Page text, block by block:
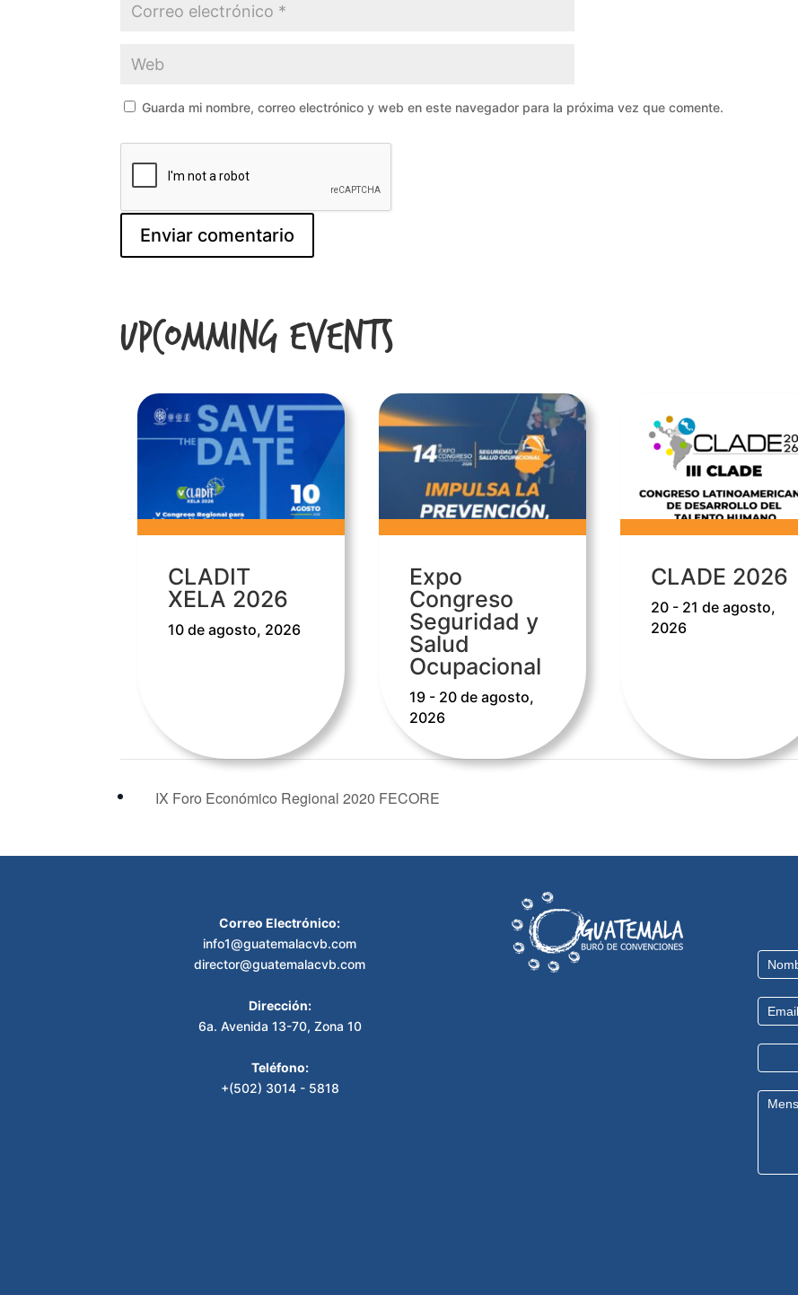
Guarda mi nombre, correo electrónico y web en este navegador para la próxima vez que comente.
Upcomming Events
CLADIT
XELA 2026
10 de agosto, 2026
Expo
Congreso
Seguridad y
Salud
Ocupacional
19 - 20 de agosto,
2026
CLADE 2026
20 - 21 de agosto,
2026
IX Foro Económico Regional 2020 FECORE
Correo Electrónico:
info1@guatemalacvb.com
director@guatemalacvb.com
Dirección:
6a. Avenida 13-70, Zona 10
Teléfono:
+(502) 3014 - 5818
Contact
Us